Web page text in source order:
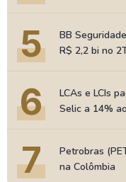
5
BB
R$ 2,2 bi no
6
LCAs e LCIs
Selic a 14%
7
Petrobras
na Colômbia